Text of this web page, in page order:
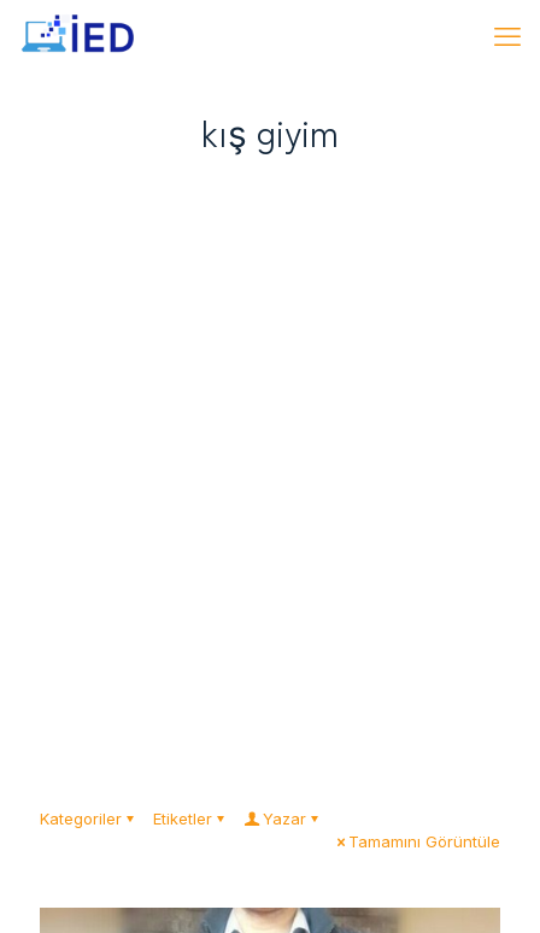
kış giyim
Kategoriler Etiketler
Yazar
Tamamını Görüntüle